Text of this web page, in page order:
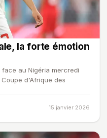
la forte émotion
au Nigéria mercredi
d'Afrique des
15 janvier 2026